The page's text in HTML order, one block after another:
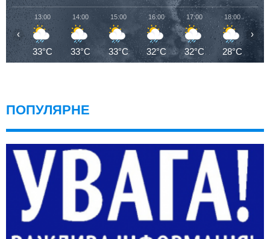
13:00
33°C
14:00
33°C
15:00
33°C
16:00
32°C
17:00
32°C
18:00
28°C
‹ ›
ПОПУЛЯРНЕ